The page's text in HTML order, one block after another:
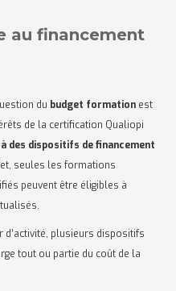
au financement
du budget formation est
de la certification Qualiopi
des dispositifs de financement
seules les formations
peuvent être éligibles à
plusieurs dispositifs
tout ou partie du coût de la